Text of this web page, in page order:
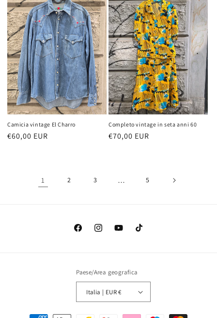
Camicia vintage El Charro
Prezzo
€60,00 EUR
Completo vintage in seta anni 60
Prezzo
€70,00 EUR
1 2 3 … 5
FacebookInstagramYouTubeTikTok
Paese/Area geografica
Italia | EUR €
Metodi